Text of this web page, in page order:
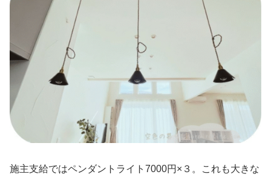
施主支給ではペンダントライト7000円×３。これも大きな